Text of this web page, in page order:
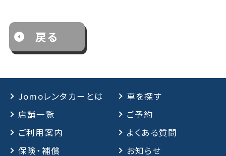
戻る
Jomoレンタカーとは
車を探す
店舗一覧
ご予約
ご利用案内
よくある質問
保険・補償
お知らせ